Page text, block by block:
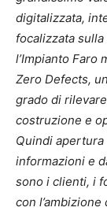
digitalizzata,
focalizzata
l’Impianto Faro
Zero Defects,
grado di
costruzione e
Quindi
informazioni e
sono i clienti, i
con